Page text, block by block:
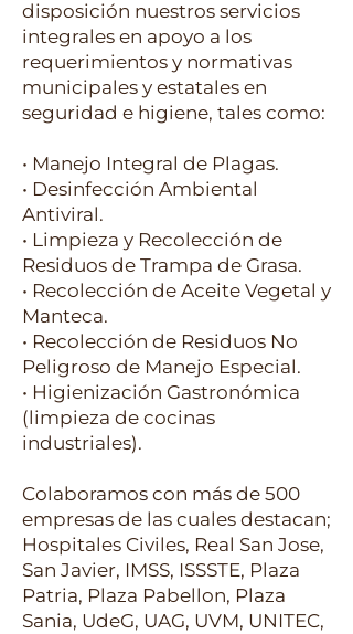
disposición nuestros servicios
integrales en apoyo a los
requerimientos y normativas
municipales y estatales en
seguridad e higiene, tales como:
• Manejo Integral de Plagas.
• Desinfección Ambiental
Antiviral.
• Limpieza y Recolección de
Residuos de Trampa de Grasa.
• Recolección de Aceite Vegetal y
Manteca.
• Recolección de Residuos No
Peligroso de Manejo Especial.
• Higienización Gastronómica
(limpieza de cocinas
industriales).
Colaboramos con más de 500
empresas de las cuales destacan;
Hospitales Civiles, Real San Jose,
San Javier, IMSS, ISSSTE, Plaza
Patria, Plaza Pabellon, Plaza
Sania, UdeG, UAG, UVM, UNITEC,